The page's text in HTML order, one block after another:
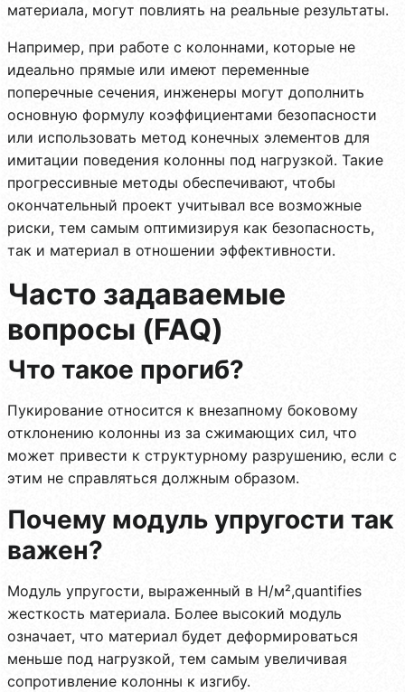
материала, могут повлиять на реальные результаты.
Например, при работе с колоннами, которые не
идеально прямые или имеют переменные
поперечные сечения, инженеры могут дополнить
основную формулу коэффициентами безопасности
или использовать метод конечных элементов для
имитации поведения колонны под нагрузкой. Такие
прогрессивные методы обеспечивают, чтобы
окончательный проект учитывал все возможные
риски, тем самым оптимизируя как безопасность,
так и материал в отношении эффективности.
Часто задаваемые
вопросы (FAQ)
Что такое прогиб?
Пукирование относится к внезапному боковому
отклонению колонны из за сжимающих сил, что
может привести к структурному разрушению, если с
этим не справляться должным образом.
Почему модуль упругости так
важен?
Модуль упругости, выраженный в Н/м²,quantifies
жесткость материала. Более высокий модуль
означает, что материал будет деформироваться
меньше под нагрузкой, тем самым увеличивая
сопротивление колонны к изгибу.